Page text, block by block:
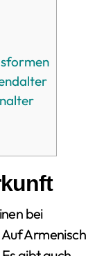
bei
Armenisch